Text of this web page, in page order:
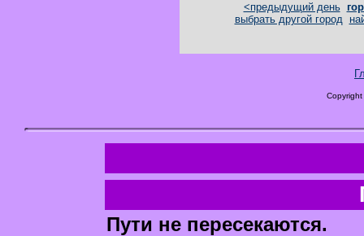
<предыдущий день
выбрать другой город
Пути не пересекаются.